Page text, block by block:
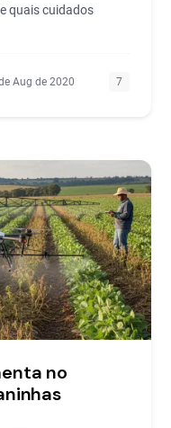
quais cuidados
Aug de 2020 7
no